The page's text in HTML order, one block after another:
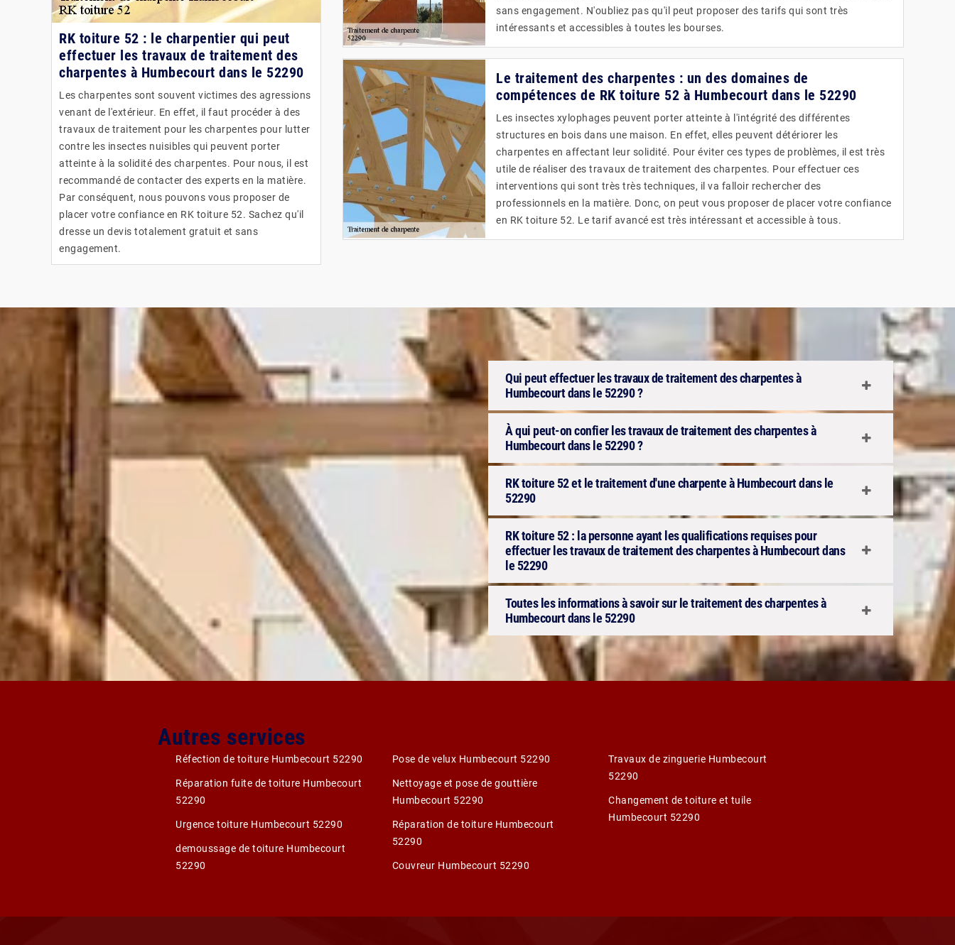
RK toiture 52 : le charpentier qui peut
effectuer les travaux de traitement des
charpentes à Humbecourt dans le 52290
Les charpentes sont souvent victimes des agressions
venant de l'extérieur. En effet, il faut procéder à des
travaux de traitement pour les charpentes pour lutter
contre les insectes nuisibles qui peuvent porter
atteinte à la solidité des charpentes. Pour nous, il est
recommandé de contacter des experts en la matière.
Par conséquent, nous pouvons vous proposer de
placer votre confiance en RK toiture 52. Sachez qu'il
dresse un devis totalement gratuit et sans
engagement.
sans engagement. N'oubliez pas qu'il peut proposer des tarifs qui sont très
intéressants et accessibles à toutes les bourses.
Le traitement des charpentes : un des domaines de
compétences de RK toiture 52 à Humbecourt dans le 52290
Les insectes xylophages peuvent porter atteinte à l'intégrité des différentes
structures en bois dans une maison. En effet, elles peuvent détériorer les
charpentes en affectant leur solidité. Pour éviter ces types de problèmes, il est très
utile de réaliser des travaux de traitement des charpentes. Pour effectuer ces
interventions qui sont très très techniques, il va falloir rechercher des
professionnels en la matière. Donc, on peut vous proposer de placer votre confiance
en RK toiture 52. Le tarif avancé est très intéressant et accessible à tous.
Qui peut effectuer les travaux de traitement des charpentes à
Humbecourt dans le 52290 ?
À qui peut-on confier les travaux de traitement des charpentes à
Humbecourt dans le 52290 ?
RK toiture 52 et le traitement d'une charpente à Humbecourt dans le
52290
RK toiture 52 : la personne ayant les qualifications requises pour
effectuer les travaux de traitement des charpentes à Humbecourt dans
le 52290
Toutes les informations à savoir sur le traitement des charpentes à
Humbecourt dans le 52290
Autres services
Réfection de toiture Humbecourt 52290
Réparation fuite de toiture Humbecourt
52290
Urgence toiture Humbecourt 52290
demoussage de toiture Humbecourt
52290
Pose de velux Humbecourt 52290
Nettoyage et pose de gouttière
Humbecourt 52290
Réparation de toiture Humbecourt
52290
Couvreur Humbecourt 52290
Travaux de zinguerie Humbecourt
52290
Changement de toiture et tuile
Humbecourt 52290